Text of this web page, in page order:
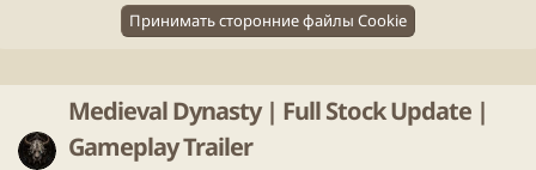
Принимать сторонние файлы Cookie
Medieval Dynasty | Full Stock Update |
Gameplay Trailer